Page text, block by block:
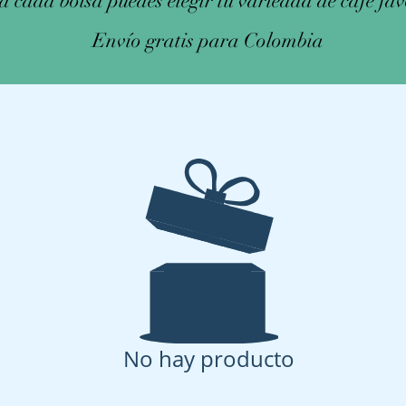
Envío gratis para Colombia
No hay producto